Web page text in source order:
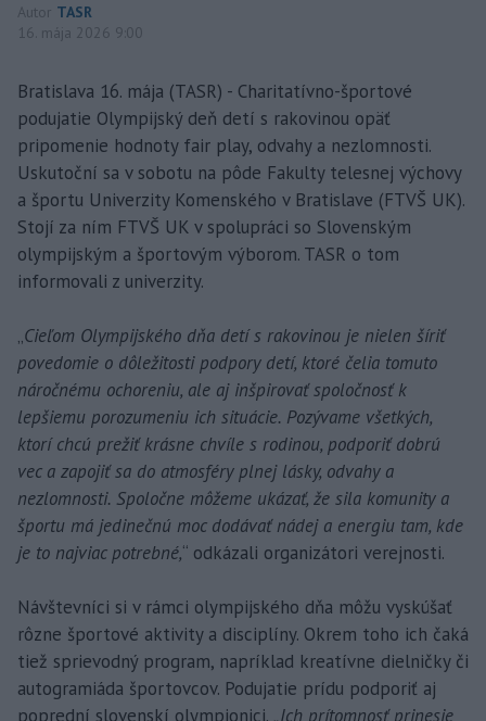
Autor TASR
16. mája 2026 9:00
Bratislava 16. mája (TASR) - Charitatívno-športové
podujatie Olympijský deň detí s rakovinou opäť
pripomenie hodnoty fair play, odvahy a nezlomnosti.
Uskutoční sa v sobotu na pôde Fakulty telesnej výchovy
a športu Univerzity Komenského v Bratislave (FTVŠ UK).
Stojí za ním FTVŠ UK v spolupráci so Slovenským
olympijským a športovým výborom. TASR o tom
informovali z univerzity.
„Cieľom Olympijského dňa detí s rakovinou je nielen šíriť
povedomie o dôležitosti podpory detí, ktoré čelia tomuto
náročnému ochoreniu, ale aj inšpirovať spoločnosť k
lepšiemu porozumeniu ich situácie. Pozývame všetkých,
ktorí chcú prežiť krásne chvíle s rodinou, podporiť dobrú
vec a zapojiť sa do atmosféry plnej lásky, odvahy a
nezlomnosti. Spoločne môžeme ukázať, že sila komunity a
športu má jedinečnú moc dodávať nádej a energiu tam, kde
je to najviac potrebné,“ odkázali organizátori verejnosti.
Návštevníci si v rámci olympijského dňa môžu vyskúšať
rôzne športové aktivity a disciplíny. Okrem toho ich čaká
tiež sprievodný program, napríklad kreatívne dielničky či
autogramiáda športovcov. Podujatie prídu podporiť aj
poprední slovenskí olympionici. „Ich prítomnosť prinesie